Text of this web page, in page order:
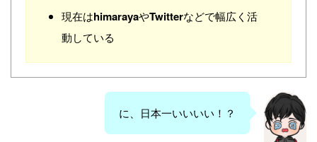
現在はhimarayaやTwitterなどで幅広く活
動している
に、日本一いいいい！？